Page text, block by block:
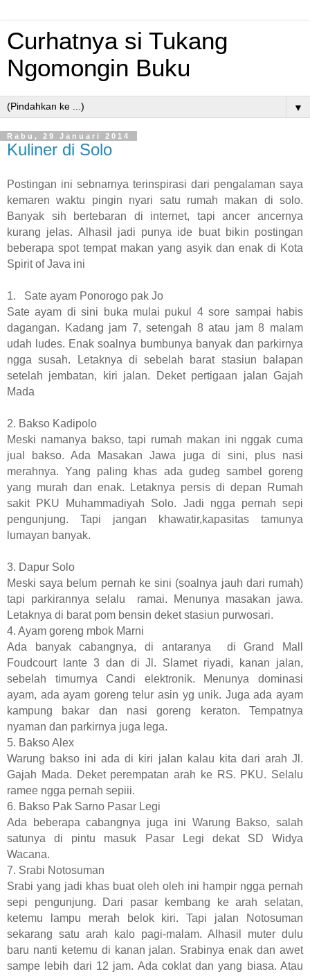
Curhatnya si Tukang
Ngomongin Buku
▼
Rabu, 29 Januari 2014
Kuliner di Solo
Postingan ini sebnarnya terinspirasi dari pengalaman saya
kemaren waktu pingin nyari satu rumah makan di solo.
Banyak sih bertebaran di internet, tapi ancer ancernya
kurang jelas. Alhasil jadi punya ide buat bikin postingan
beberapa spot tempat makan yang asyik dan enak di Kota
Spirit of Java ini
1. Sate ayam Ponorogo pak Jo
Sate ayam di sini buka mulai pukul 4 sore sampai habis
dagangan. Kadang jam 7, setengah 8 atau jam 8 malam
udah ludes. Enak soalnya bumbunya banyak dan parkirnya
ngga susah. Letaknya di sebelah barat stasiun balapan
setelah jembatan, kiri jalan. Deket pertigaan jalan Gajah
Mada
2. Bakso Kadipolo
Meski namanya bakso, tapi rumah makan ini nggak cuma
jual bakso. Ada Masakan Jawa juga di sini, plus nasi
merahnya. Yang paling khas ada gudeg sambel goreng
yang murah dan enak. Letaknya persis di depan Rumah
sakit PKU Muhammadiyah Solo. Jadi ngga pernah sepi
pengunjung. Tapi jangan khawatir,kapasitas tamunya
lumayan banyak.
3. Dapur Solo
Meski saya belum pernah ke sini (soalnya jauh dari rumah)
tapi parkirannya selalu ramai. Menunya masakan jawa.
Letaknya di barat pom bensin deket stasiun purwosari.
4. Ayam goreng mbok Marni
Ada banyak cabangnya, di antaranya di Grand Mall
Foudcourt lante 3 dan di Jl. Slamet riyadi, kanan jalan,
sebelah timurnya Candi elektronik. Menunya dominasi
ayam, ada ayam goreng telur asin yg unik. Juga ada ayam
kampung bakar dan nasi goreng keraton. Tempatnya
nyaman dan parkirnya juga lega.
5. Bakso Alex
Warung bakso ini ada di kiri jalan kalau kita dari arah Jl.
Gajah Mada. Deket perempatan arah ke RS. PKU. Selalu
ramee ngga pernah sepiii.
6. Bakso Pak Sarno Pasar Legi
Ada beberapa cabangnya juga ini Warung Bakso, salah
satunya di pintu masuk Pasar Legi dekat SD Widya
Wacana.
7. Srabi Notosuman
Srabi yang jadi khas buat oleh oleh ini hampir ngga pernah
sepi pengunjung. Dari pasar kembang ke arah selatan,
ketemu lampu merah belok kiri. Tapi jalan Notosuman
sekarang satu arah kalo pagi-malam. Alhasil muter dulu
baru nanti ketemu di kanan jalan. Srabinya enak dan awet
sampe lebih dari 12 jam. Ada coklat dan yang biasa. Atau